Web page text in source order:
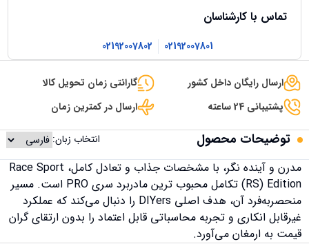
تماس با کارشناسان
02192007801
02192007802
ارسال رایگان داخل کشور
گارانتی زمان تحویل کالا
پشتیبانی 24 ساعته
ارسال در کمترین زمان
توضیحات محصول انتخاب زبان:
مدرن و آینده نگر، با مشخصات جذاب و تعادل کامل، Race Sport
(RS) Edition تکامل محبوب ترین مادربرد سری PRO است. مسیر
منحصربه‌فرد آن، هدف اصلی DIYers را دنبال می‌کند که عملکرد
غیرقابل انکاری و تجربه محاسباتی قابل اعتماد را بدون ارتقای گران
قیمت به ارمغان می‌آورد.